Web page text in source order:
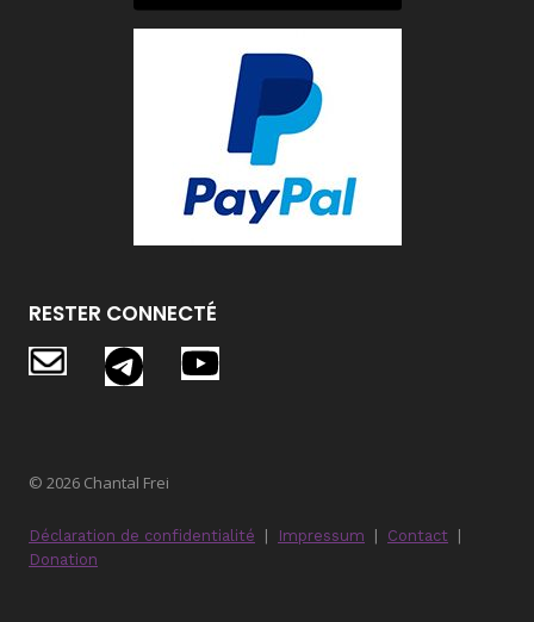
RESTER CONNECTÉ
© 2026 Chantal Frei
Déclaration de confidentialité Impressum Contact
Donation